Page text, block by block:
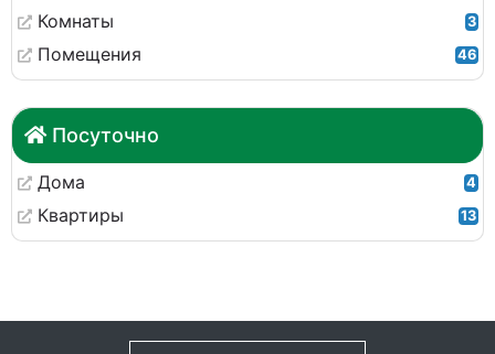
Комнаты 3
Помещения 46
Посуточно
Дома 4
Квартиры 13